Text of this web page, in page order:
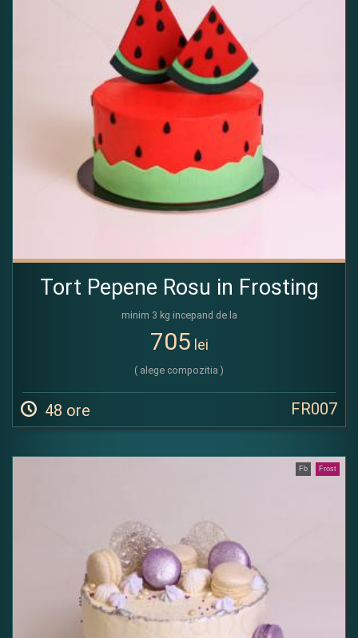
Tort Pepene Rosu in Frosting
minim 3 kg incepand de la
705 lei
( alege compozitia )
48 ore FR007
Frost
Fb